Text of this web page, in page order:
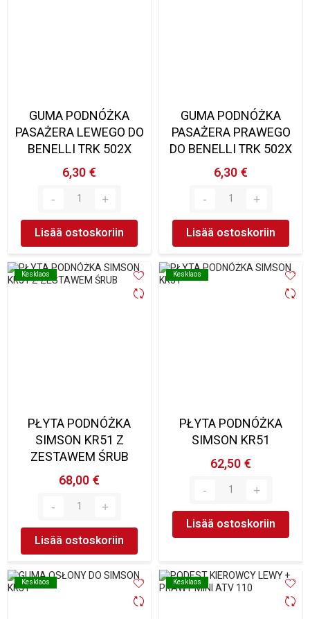
GUMA PODNÓŻKA
PASAŻERA LEWEGO DO
BENELLI TRK 502X
6,30 €
Lisää ostoskoriin
GUMA PODNÓŻKA
PASAŻERA PRAWEGO
DO BENELLI TRK 502X
6,30 €
Lisää ostoskoriin
Kesklaos
Kesklaos
PŁYTA PODNÓŻKA
SIMSON KR51 Z
ZESTAWEM ŚRUB
68,00 €
Lisää ostoskoriin
Kesklaos
Kesklaos
PŁYTA PODNÓŻKA
SIMSON KR51
62,50 €
Lisää ostoskoriin
Kesklaos
Kesklaos Kesklaos
Kesklaos